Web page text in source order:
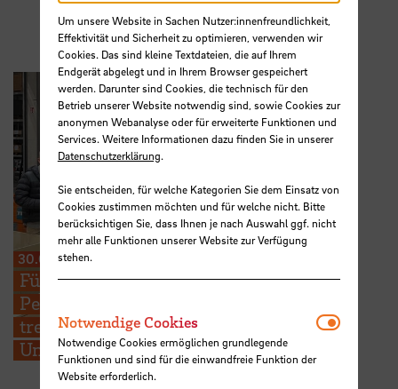
30.01.2025
Für Bremen und die Region –
Peergroup um HSB-Professor
treibt Digitalisierung von
Unternehmen voran
Um unsere Website in Sachen Nutzer:innenfreundlichkeit,
Effektivität und Sicherheit zu optimieren, verwenden wir
Cookies. Das sind kleine Textdateien, die auf Ihrem
Endgerät abgelegt und in Ihrem Browser gespeichert
werden. Darunter sind Cookies, die technisch für den
Betrieb unserer Website notwendig sind, sowie Cookies zur
anonymen Webanalyse oder für erweiterte Funktionen und
Services. Weitere Informationen dazu finden Sie in unserer
Datenschutzerklärung.
Sie entscheiden, für welche Kategorien Sie dem Einsatz von
Cookies zustimmen möchten und für welche nicht. Bitte
berücksichtigen Sie, dass Ihnen je nach Auswahl ggf. nicht
mehr alle Funktionen unserer Website zur Verfügung
stehen.
Notwendige Cookies
Notwendige Cookies ermöglichen grundlegende
Funktionen und sind für die einwandfreie Funktion der
Website erforderlich.